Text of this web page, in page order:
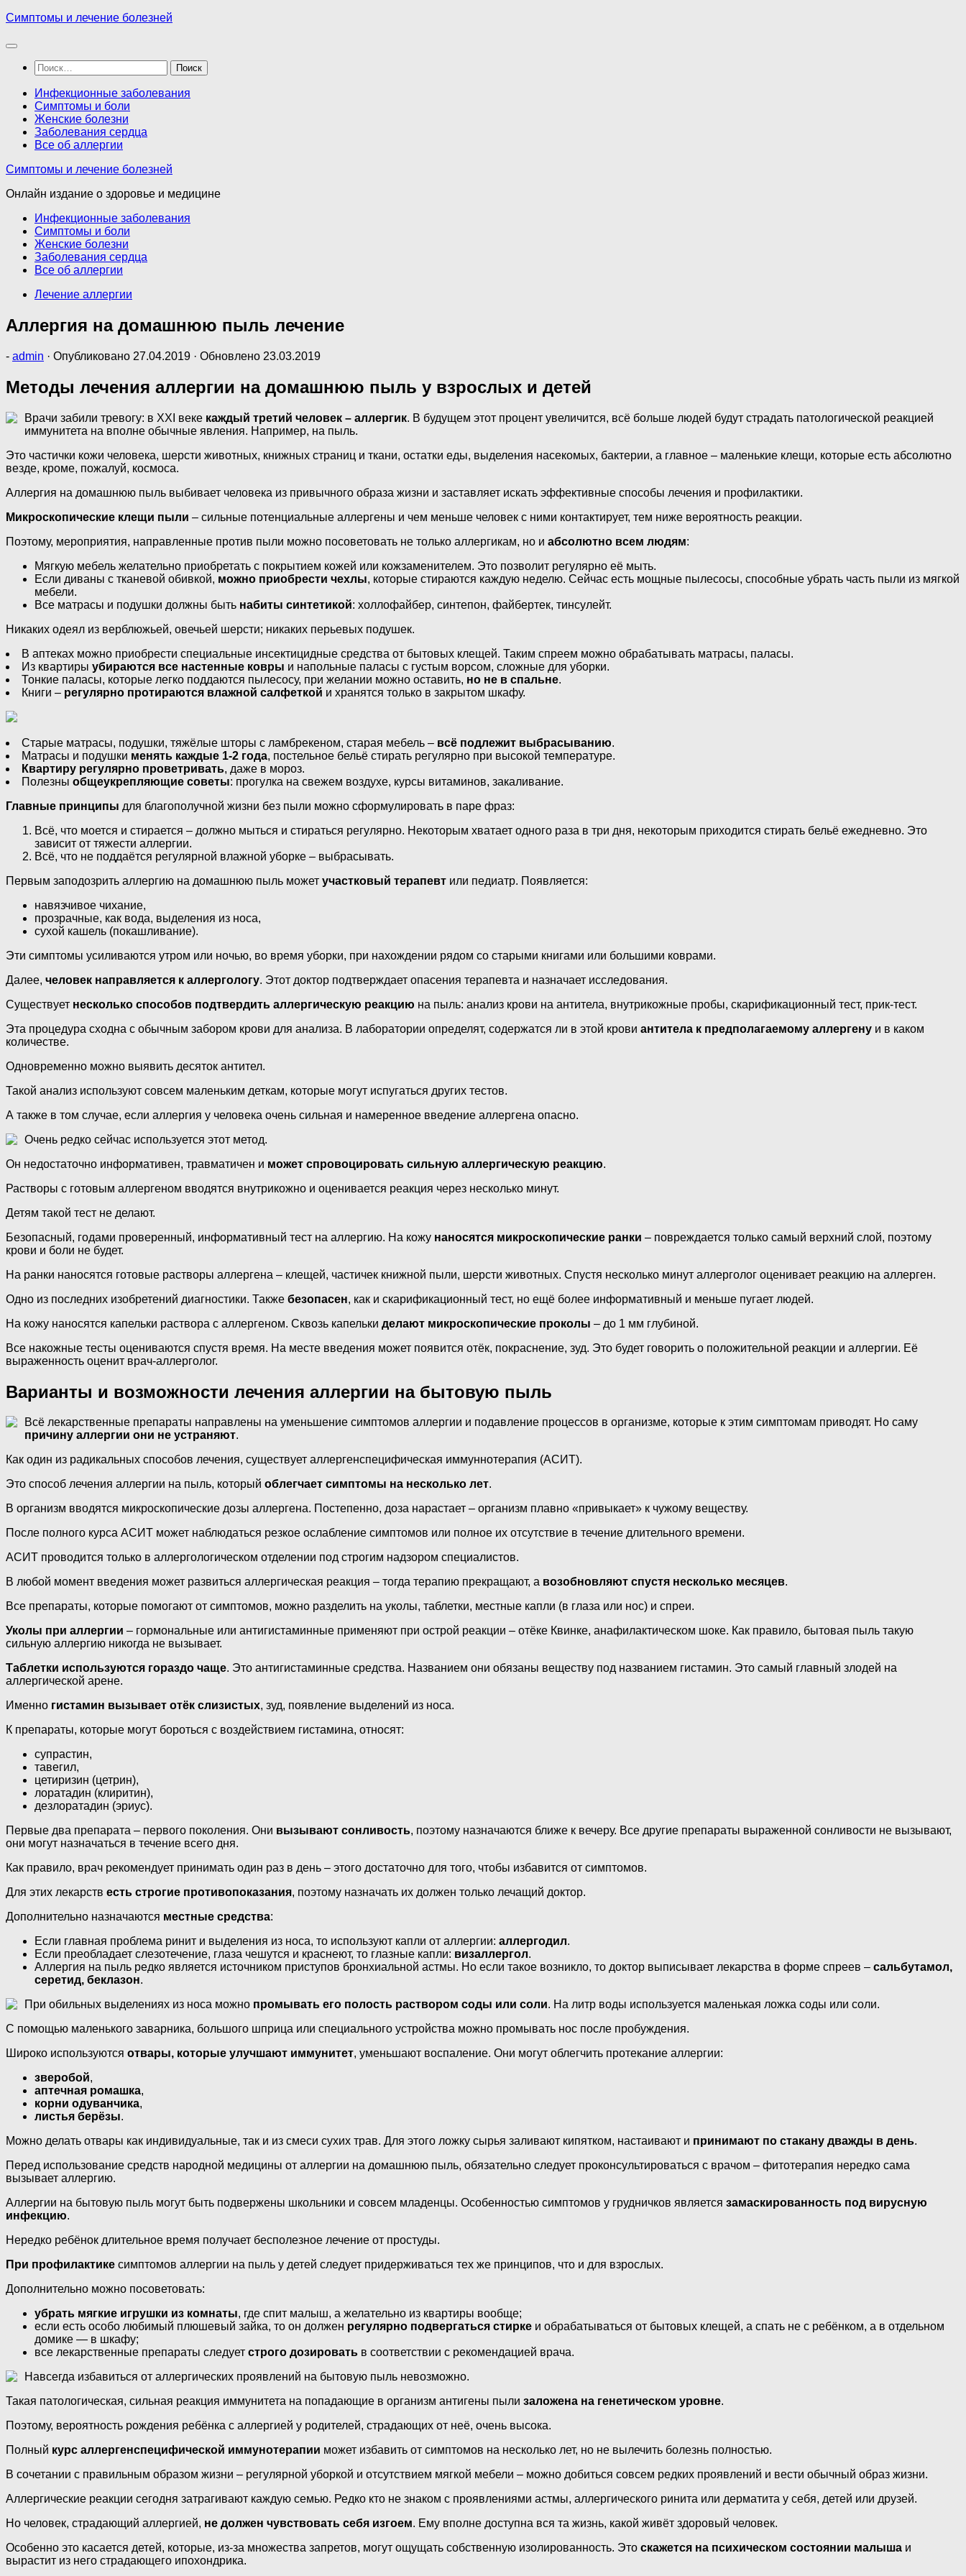
Перейти
содержимому
Симптомы и лечение болезней
Найти:
Инфекционные заболевания
Симптомы и боли
Женские болезни
Заболевания сердца
Все об аллергии
Симптомы и лечение болезней
Онлайн издание о здоровье и медицине
Инфекционные заболевания
Симптомы и боли
Женские болезни
Заболевания сердца
Все об аллергии
Лечение аллергии
Аллергия на домашнюю пыль лечение
- admin · Опубликовано 27.04.2019 · Обновлено 23.03.2019
Методы лечения аллергии на домашнюю пыль у взрослых и детей
Врачи забили тревогу: в XXI веке каждый третий человек – аллергик. В будущем этот процент увеличится, всё больше людей будут страдать патологической реакцией
иммунитета на вполне обычные явления. Например, на пыль.
Это частички кожи человека, шерсти животных, книжных страниц и ткани, остатки еды, выделения насекомых, бактерии, а главное – маленькие клещи, которые есть абсолютно
везде, кроме, пожалуй, космоса.
Аллергия на домашнюю пыль выбивает человека из привычного образа жизни и заставляет искать эффективные способы лечения и профилактики.
Микроскопические клещи пыли – сильные потенциальные аллергены и чем меньше человек с ними контактирует, тем ниже вероятность реакции.
Поэтому, мероприятия, направленные против пыли можно посоветовать не только аллергикам, но и абсолютно всем людям:
Мягкую мебель желательно приобретать с покрытием кожей или кожзаменителем. Это позволит регулярно её мыть.
Если диваны с тканевой обивкой, можно приобрести чехлы, которые стираются каждую неделю. Сейчас есть мощные пылесосы, способные убрать часть пыли из мягкой
мебели.
Все матрасы и подушки должны быть набиты синтетикой: холлофайбер, синтепон, файбертек, тинсулейт.
Никаких одеял из верблюжьей, овечьей шерсти; никаких перьевых подушек.
В аптеках можно приобрести специальные инсектицидные средства от бытовых клещей. Таким спреем можно обрабатывать матрасы, паласы.
Из квартиры убираются все настенные ковры и напольные паласы с густым ворсом, сложные для уборки.
Тонкие паласы, которые легко поддаются пылесосу, при желании можно оставить, но не в спальне.
Книги – регулярно протираются влажной салфеткой и хранятся только в закрытом шкафу.
Старые матрасы, подушки, тяжёлые шторы с ламбрекеном, старая мебель – всё подлежит выбрасыванию.
Матрасы и подушки менять каждые 1-2 года, постельное бельё стирать регулярно при высокой температуре.
Квартиру регулярно проветривать, даже в мороз.
Полезны общеукрепляющие советы: прогулка на свежем воздухе, курсы витаминов, закаливание.
Главные принципы для благополучной жизни без пыли можно сформулировать в паре фраз:
Всё, что моется и стирается – должно мыться и стираться регулярно. Некоторым хватает одного раза в три дня, некоторым приходится стирать бельё ежедневно. Это
зависит от тяжести аллергии.
Всё, что не поддаётся регулярной влажной уборке – выбрасывать.
Первым заподозрить аллергию на домашнюю пыль может участковый терапевт или педиатр. Появляется:
навязчивое чихание,
прозрачные, как вода, выделения из носа,
сухой кашель (покашливание).
Эти симптомы усиливаются утром или ночью, во время уборки, при нахождении рядом со старыми книгами или большими коврами.
Далее, человек направляется к аллергологу. Этот доктор подтверждает опасения терапевта и назначает исследования.
Существует несколько способов подтвердить аллергическую реакцию на пыль: анализ крови на антитела, внутрикожные пробы, скарификационный тест, прик-тест.
Эта процедура сходна с обычным забором крови для анализа. В лаборатории определят, содержатся ли в этой крови антитела к предполагаемому аллергену и в каком
количестве.
Одновременно можно выявить десяток антител.
Такой анализ используют совсем маленьким деткам, которые могут испугаться других тестов.
А также в том случае, если аллергия у человека очень сильная и намеренное введение аллергена опасно.
Очень редко сейчас используется этот метод.
Он недостаточно информативен, травматичен и может спровоцировать сильную аллергическую реакцию.
Растворы с готовым аллергеном вводятся внутрикожно и оценивается реакция через несколько минут.
Детям такой тест не делают.
Безопасный, годами проверенный, информативный тест на аллергию. На кожу наносятся микроскопические ранки – повреждается только самый верхний слой, поэтому
крови и боли не будет.
На ранки наносятся готовые растворы аллергена – клещей, частичек книжной пыли, шерсти животных. Спустя несколько минут аллерголог оценивает реакцию на аллерген.
Одно из последних изобретений диагностики. Также безопасен, как и скарификационный тест, но ещё более информативный и меньше пугает людей.
На кожу наносятся капельки раствора с аллергеном. Сквозь капельки делают микроскопические проколы – до 1 мм глубиной.
Все накожные тесты оцениваются спустя время. На месте введения может появится отёк, покраснение, зуд. Это будет говорить о положительной реакции и аллергии. Её
выраженность оценит врач-аллерголог.
Варианты и возможности лечения аллергии на бытовую пыль
Всё лекарственные препараты направлены на уменьшение симптомов аллергии и подавление процессов в организме, которые к этим симптомам приводят. Но саму
причину аллергии они не устраняют.
Как один из радикальных способов лечения, существует аллергенспецифическая иммуннотерапия (АСИТ).
Это способ лечения аллергии на пыль, который облегчает симптомы на несколько лет.
В организм вводятся микроскопические дозы аллергена. Постепенно, доза нарастает – организм плавно «привыкает» к чужому веществу.
После полного курса АСИТ может наблюдаться резкое ослабление симптомов или полное их отсутствие в течение длительного времени.
АСИТ проводится только в аллергологическом отделении под строгим надзором специалистов.
В любой момент введения может развиться аллергическая реакция – тогда терапию прекращают, а возобновляют спустя несколько месяцев.
Все препараты, которые помогают от симптомов, можно разделить на уколы, таблетки, местные капли (в глаза или нос) и спреи.
Уколы при аллергии – гормональные или антигистаминные применяют при острой реакции – отёке Квинке, анафилактическом шоке. Как правило, бытовая пыль такую
сильную аллергию никогда не вызывает.
Таблетки используются гораздо чаще. Это антигистаминные средства. Названием они обязаны веществу под названием гистамин. Это самый главный злодей на
аллергической арене.
Именно гистамин вызывает отёк слизистых, зуд, появление выделений из носа.
К препараты, которые могут бороться с воздействием гистамина, относят:
супрастин,
тавегил,
цетиризин (цетрин),
лоратадин (клиритин),
дезлоратадин (эриус).
Первые два препарата – первого поколения. Они вызывают сонливость, поэтому назначаются ближе к вечеру. Все другие препараты выраженной сонливости не вызывают,
они могут назначаться в течение всего дня.
Как правило, врач рекомендует принимать один раз в день – этого достаточно для того, чтобы избавится от симптомов.
Для этих лекарств есть строгие противопоказания, поэтому назначать их должен только лечащий доктор.
Дополнительно назначаются местные средства:
Если главная проблема ринит и выделения из носа, то используют капли от аллергии: аллергодил.
Если преобладает слезотечение, глаза чешутся и краснеют, то глазные капли: визаллергол.
Аллергия на пыль редко является источником приступов бронхиальной астмы. Но если такое возникло, то доктор выписывает лекарства в форме спреев – сальбутамол,
серетид, беклазон.
При обильных выделениях из носа можно промывать его полость раствором соды или соли. На литр воды используется маленькая ложка соды или соли.
С помощью маленького заварника, большого шприца или специального устройства можно промывать нос после пробуждения.
Широко используются отвары, которые улучшают иммунитет, уменьшают воспаление. Они могут облегчить протекание аллергии:
зверобой,
аптечная ромашка,
корни одуванчика,
листья берёзы.
Можно делать отвары как индивидуальные, так и из смеси сухих трав. Для этого ложку сырья заливают кипятком, настаивают и принимают по стакану дважды в день.
Перед использование средств народной медицины от аллергии на домашнюю пыль, обязательно следует проконсультироваться с врачом – фитотерапия нередко сама
вызывает аллергию.
Аллергии на бытовую пыль могут быть подвержены школьники и совсем младенцы. Особенностью симптомов у грудничков является замаскированность под вирусную
инфекцию.
Нередко ребёнок длительное время получает бесполезное лечение от простуды.
При профилактике симптомов аллергии на пыль у детей следует придерживаться тех же принципов, что и для взрослых.
Дополнительно можно посоветовать:
убрать мягкие игрушки из комнаты, где спит малыш, а желательно из квартиры вообще;
если есть особо любимый плюшевый зайка, то он должен регулярно подвергаться стирке и обрабатываться от бытовых клещей, а спать не с ребёнком, а в отдельном
домике — в шкафу;
все лекарственные препараты следует строго дозировать в соответствии с рекомендацией врача.
Навсегда избавиться от аллергических проявлений на бытовую пыль невозможно.
Такая патологическая, сильная реакция иммунитета на попадающие в организм антигены пыли заложена на генетическом уровне.
Поэтому, вероятность рождения ребёнка с аллергией у родителей, страдающих от неё, очень высока.
Полный курс аллергенспецифической иммунотерапии может избавить от симптомов на несколько лет, но не вылечить болезнь полностью.
В сочетании с правильным образом жизни – регулярной уборкой и отсутствием мягкой мебели – можно добиться совсем редких проявлений и вести обычный образ жизни.
Аллергические реакции сегодня затрагивают каждую семью. Редко кто не знаком с проявлениями астмы, аллергического ринита или дерматита у себя, детей или друзей.
Но человек, страдающий аллергией, не должен чувствовать себя изгоем. Ему вполне доступна вся та жизнь, какой живёт здоровый человек.
Особенно это касается детей, которые, из-за множества запретов, могут ощущать собственную изолированность. Это скажется на психическом состоянии малыша и
вырастит из него страдающего ипохондрика.